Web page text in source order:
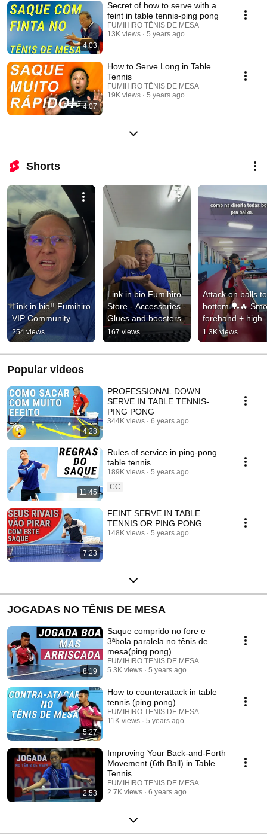
4:03
Secret of how to serve with a
feint in table tennis-ping pong
FUMIHIRO TÊNIS DE MESA
13K views
5 years ago
4:07
How to Serve Long in Table
Tennis
FUMIHIRO TÊNIS DE MESA
19K views
5 years ago
Shorts
Link in bio!! Fumihiro
VIP Community
254 views
Link in bio Fumihiro
Store - Accessories -
Glues and boosters
167 views
Attack on balls
bottom 🏓🔥
forehand + high
backspin | Table
Tennis - Ping
1.3K views
Popular videos
4:28
PROFESSIONAL DOWN
SERVE IN TABLE TENNIS-
PING PONG
344K views 6 years ago
11:45
Rules of service in ping-pong
table tennis
189K views
5 years ago
CC
7:23
FEINT SERVE IN TABLE
TENNIS OR PING PONG
148K views 5 years ago
JOGADAS NO TÊNIS DE MESA
8:19
Saque comprido no fore e
3ªbola paralela no tênis de
mesa(ping pong)
FUMIHIRO TÊNIS DE MESA
5.3K views
5 years ago
5:27
How to counterattack in table
tennis (ping pong)
FUMIHIRO TÊNIS DE MESA
11K views
5 years ago
2:53
Improving Your Back-and-Forth
Movement (6th Ball) in Table
Tennis
FUMIHIRO TÊNIS DE MESA
2.7K views
6 years ago